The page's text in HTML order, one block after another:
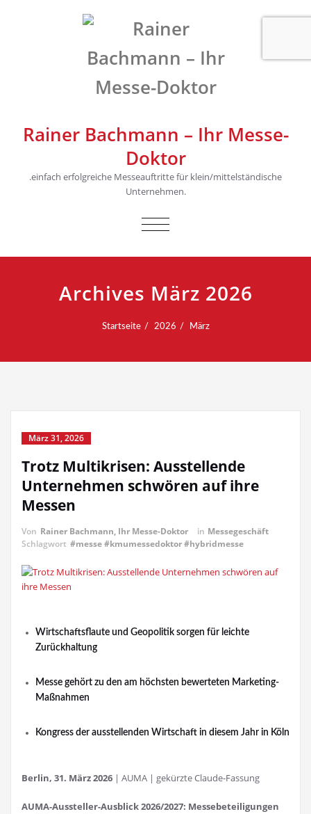
Rainer Bachmann – Ihr Messe-
Doktor
.einfach erfolgreiche Messeauftritte für klein/mittelständische
Unternehmen.
SCHALTE
Archives März 2026
Startseite 2026 März
März 31, 2026
Trotz Multikrisen: Ausstellende
Unternehmen schwören auf ihre
Messen
Von Rainer Bachmann, Ihr Messe-Doktor in Messegeschäft
Schlagwort #messe #kmumessedoktor #hybridmesse
Wirtschaftsflaute und Geopolitik sorgen für leichte
Zurückhaltung
Messe gehört zu den am höchsten bewerteten Marketing-
Maßnahmen
Kongress der ausstellenden Wirtschaft in diesem Jahr in Köln
Berlin, 31. März 2026 | AUMA | gekürzte Claude-Fassung
AUMA-Aussteller-Ausblick 2026/2027: Messebeteiligungen